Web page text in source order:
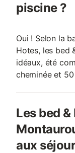
piscine ?
Oui ! Selon la
Hotes, les bed
idéaux, été
cheminée et
Les bed
aux